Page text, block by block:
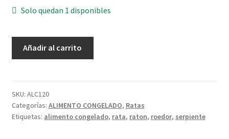
Solo quedan 1 disponibles
500g
empacado
al
Añadir al carrito
SKU: ALC120
Categorías: ALIMENTO CONGELADO, Ratas
Etiquetas: alimento congelado, rata, raton, roedor, serpiente